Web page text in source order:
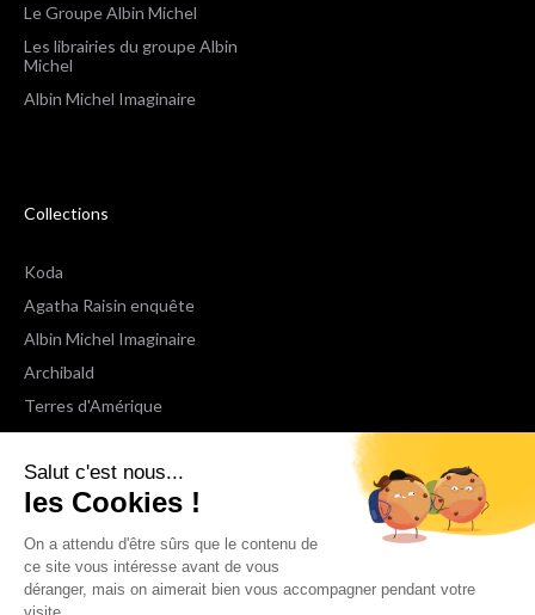
Salut c'est nous...
les Cookies !
On a attendu d'être sûrs que le contenu de
ce site vous intéresse avant de vous
déranger, mais on aimerait bien vous accompagner pendant votre
visite...
Le Groupe Albin Michel
Les librairies du groupe Albin
Michel
Albin Michel Imaginaire
Collections
Koda
Agatha Raisin enquête
Albin Michel Imaginaire
Archibald
Terres d'Amérique
Espaces Libres Poche
NOX
Wiz
Voir toutes les collections
Nous suivre